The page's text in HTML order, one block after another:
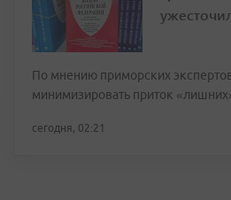
По мнению приморских
минимизировать приток
сегодня, 02:21